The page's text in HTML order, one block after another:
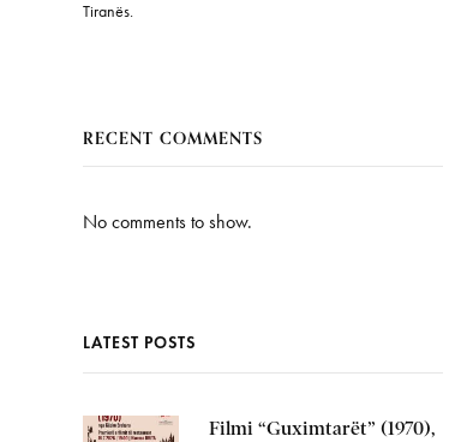
Tiranës.
RECENT COMMENTS
No comments to show.
LATEST POSTS
Filmi “Guximtarët” (1970),